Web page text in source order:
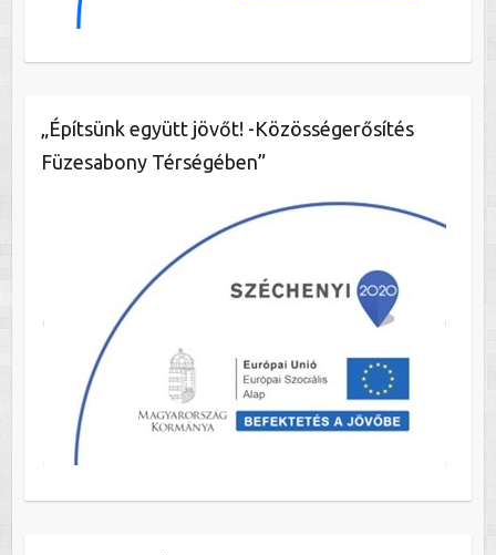
„Építsünk együtt jövőt! -Közösségerősítés
Füzesabony Térségében”